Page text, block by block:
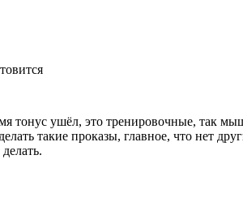
тонус ушёл, это тренировочные, так
такие проказы, главное, что нет